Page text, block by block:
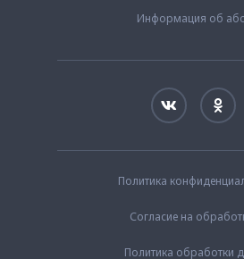
Информация об
Политика
Согласие на
Политика обработки